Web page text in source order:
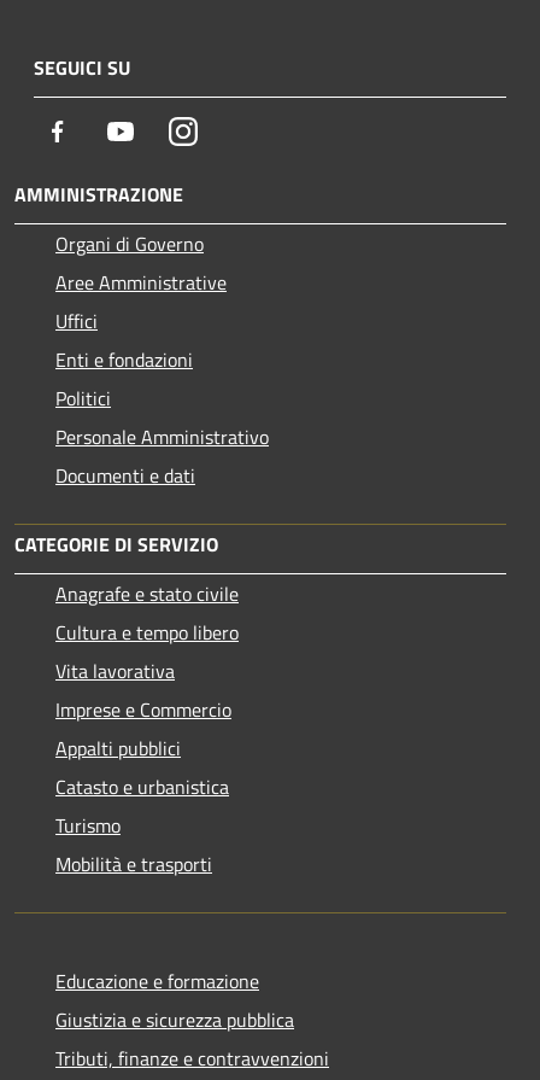
SEGUICI SU
Facebook YoutubeInstagram
AMMINISTRAZIONE
Organi di Governo
Aree Amministrative
Uffici
Enti e fondazioni
Politici
Personale Amministrativo
Documenti e dati
CATEGORIE DI SERVIZIO
Anagrafe e stato civile
Cultura e tempo libero
Vita lavorativa
Imprese e Commercio
Appalti pubblici
Catasto e urbanistica
Turismo
Mobilità e trasporti
Educazione e formazione
Giustizia e sicurezza pubblica
Tributi, finanze e contravvenzioni